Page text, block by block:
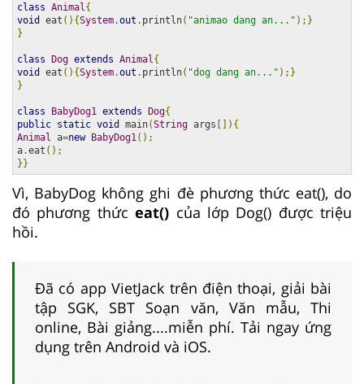
class Animal {
void
eat (){System.out . println( "animao dang an..." );}
}
class Dog extends Animal {
void
eat (){System.out . println( "dog dang an..." );}
}
class BabyDog1 extends Dog{
public static void main(String args []){
Animal
a=new BabyDog1 ();
a.eat ();
}}
Vì, BabyDog không ghi đè phương thức eat(), do
đó phương thứceat() của lớp Dog() được triệu
hồi.
Đã có app VietJack trên điện thoại, giải bài
tập SGK, SBT Soạn văn, Văn mẫu, Thi
online, Bài giảng....miễn phí. Tải ngay ứng
dụng trên Android và iOS.